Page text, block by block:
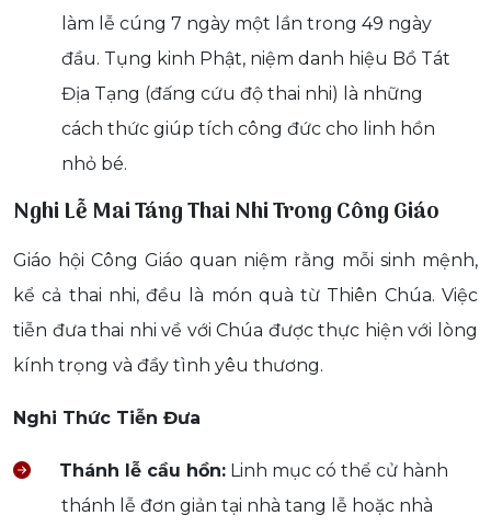
làm lễ cúng 7 ngày một lần trong 49 ngày
đầu. Tụng kinh Phật, niệm danh hiệu Bồ Tát
Địa Tạng (đấng cứu độ thai nhi) là những
cách thức giúp tích công đức cho linh hồn
nhỏ bé.
Nghi Lễ Mai Táng Thai Nhi Trong Công Giáo
Giáo hội Công Giáo quan niệm rằng mỗi sinh mệnh,
kể cả thai nhi, đều là món quà từ Thiên Chúa. Việc
tiễn đưa thai nhi về với Chúa được thực hiện với lòng
kính trọng và đầy tình yêu thương.
Nghi Thức Tiễn Đưa
Thánh lễ cầu hồn: Linh mục có thể cử hành
thánh lễ đơn giản tại nhà tang lễ hoặc nhà